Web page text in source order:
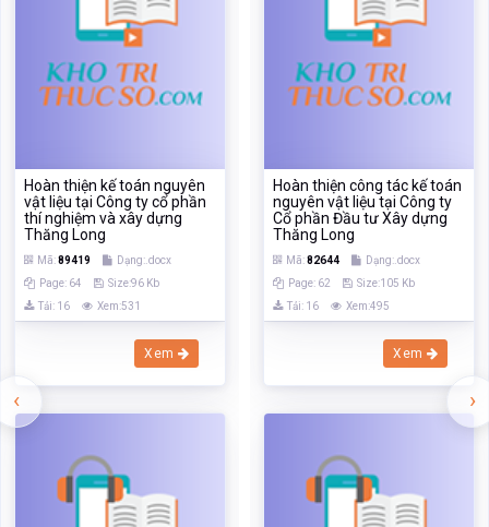
Hoàn thiện kế toán nguyên
vật liệu tại Công ty cổ phần
thí nghiệm và xây dựng
Thăng Long
Mã:89419
Dạng:.docx
Page: 64
Size:96 Kb
Tải: 16
Xem:531
Xem
Hoàn thiện công tác kế toán
nguyên vật liệu tại Công ty
Cổ phần Đầu tư Xây dựng
Thăng Long
Mã:82644
Dạng:.docx
Page: 62
Size:105 Kb
Tải: 16
Xem:495
Xem
‹ ›